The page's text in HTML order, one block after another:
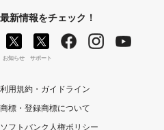
最新情報をチェック！
お知らせ サポート
利用規約・ガイドライン
商標・登録商標について
ソフトバンク人権ポリシー